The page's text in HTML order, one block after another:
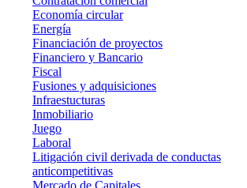
Economía circular
Energía
Financiación de proyectos
Financiero y Bancario
Fiscal
Fusiones y adquisiciones
Infraestucturas
Inmobiliario
Juego
Laboral
Litigación civil derivada de conductas
anticompetitivas
Mercado de Capitales